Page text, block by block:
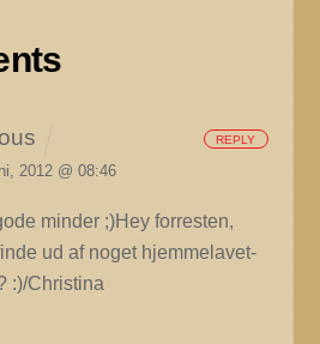
2012 @ 08:46
minder ;)Hey forresten,
ud af noget hjemmelavet-
:)/Christina
REPLY